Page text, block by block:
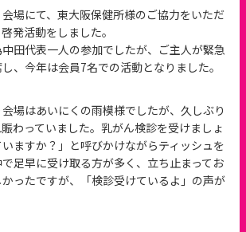
場にて、東大阪保健所様のご協力をいただ
発活動をしました。
田代表一人の参加でしたが、ご主人が緊急
、今年は会員7名での活動となりました。
場はあいにくの雨模様でしたが、久しぶり
わっていました。乳がん検診を受けましょ
ますか？」と呼びかけながらティッシュを
足早に受け取る方が多く、立ち止まってお
ったですが、「検診受けているよ」の声が